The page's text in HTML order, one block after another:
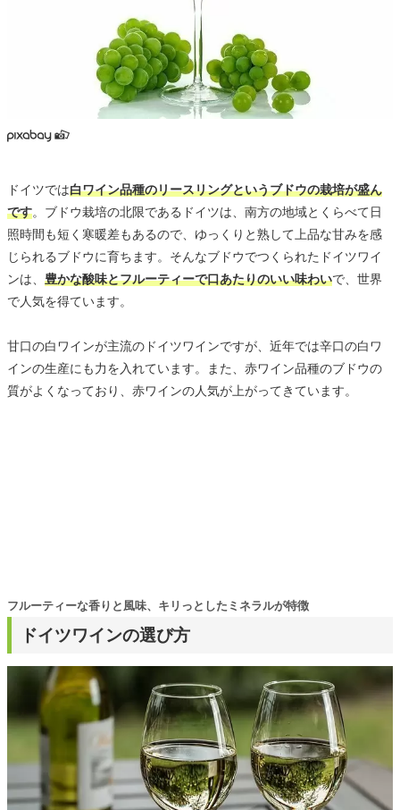
ドイツでは白ワイン品種のリースリングというブドウの栽培が盛ん
です。ブドウ栽培の北限であるドイツは、南方の地域とくらべて日
照時間も短く寒暖差もあるので、ゆっくりと熟して上品な甘みを感
じられるブドウに育ちます。そんなブドウでつくられたドイツワイ
ンは、 豊かな酸味とフルーティーで口あたりのいい味わいで、世界
で人気を得ています。
甘口の白ワインが主流のドイツワインですが、近年では辛口の白ワ
インの生産にも力を入れています。また、赤ワイン品種のブドウの
質がよくなっており、赤ワインの人気が上がってきています。
ドイツワインの選び方
フルーティーな香りと風味、キリっとしたミネラルが特徴